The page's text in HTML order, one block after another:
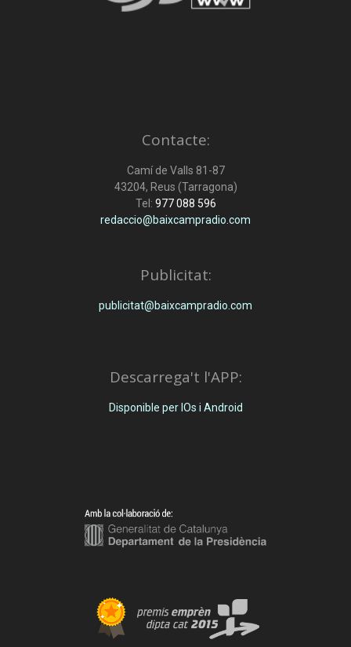
Contacte:
Camí de Valls 81-87
43204, Reus (Tarragona)
Tel: 977 088 596
redaccio@baixcampradio.com
Publicitat:
publicitat@baixcampradio.com
Descarrega't l'APP:
Disponible per IOs i Android